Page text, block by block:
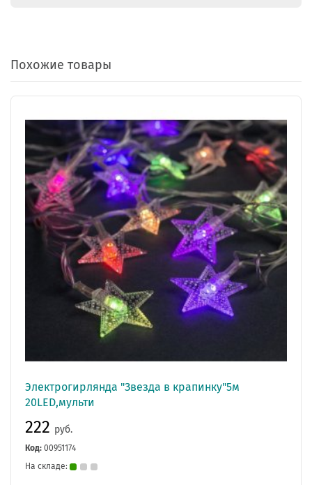
Похожие товары
Электрогирлянда "Звезда в крапинку"5м
20LED,мульти
222 руб.
Код: 00951174
На складе: